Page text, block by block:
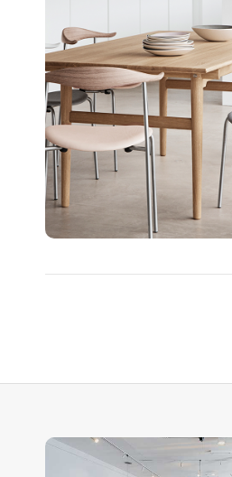
About us
for Business
Contact
熊本店